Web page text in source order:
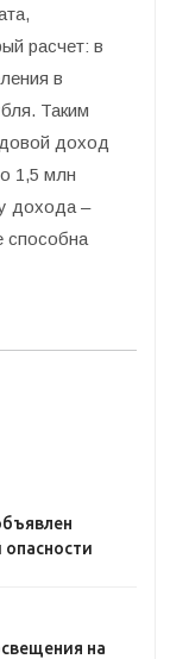
расчет: в
в
Таким
доход
1,5 млн
дохода –
способна
на